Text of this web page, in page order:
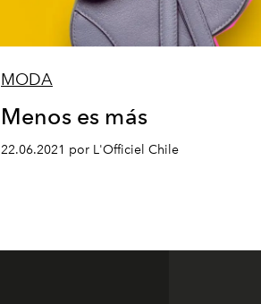
MODA
Menos es más
22.06.2021 por L'Officiel Chile